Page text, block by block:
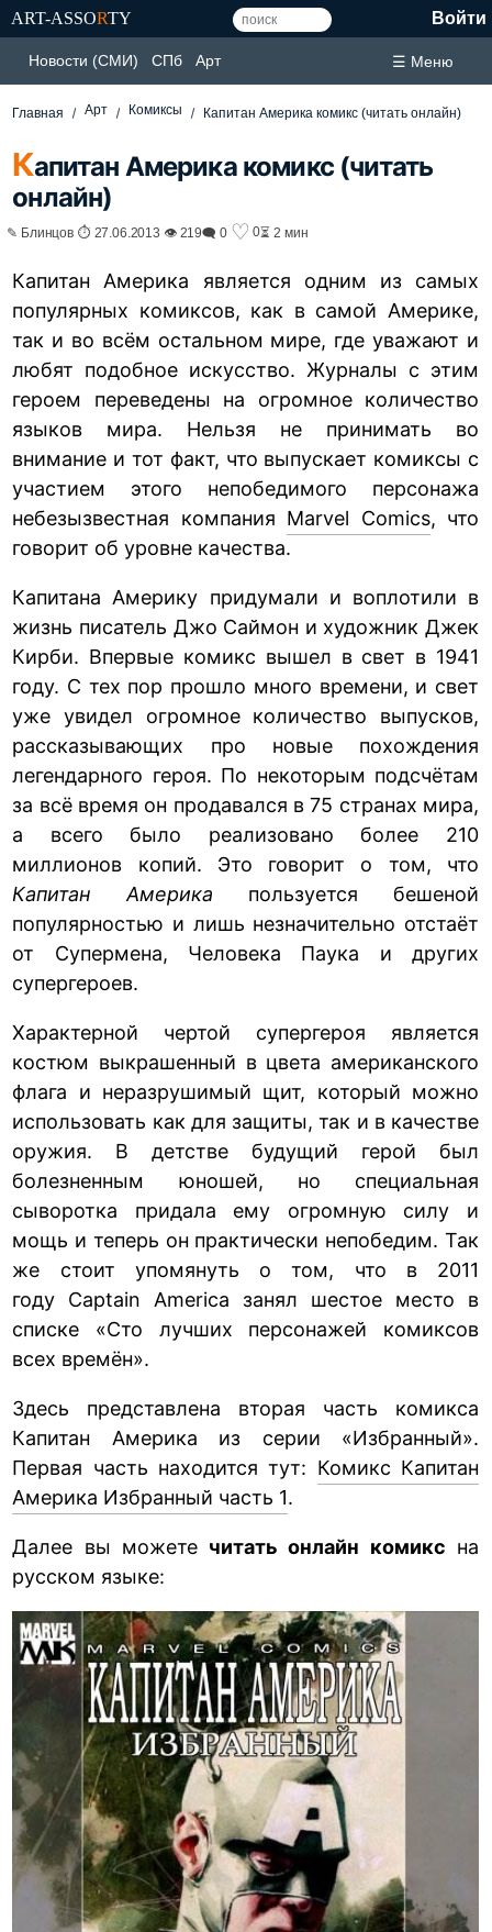
ART-ASSORTY Войти
Новости (СМИ) СПб Арт ☰ Меню
Главная Арт Комиксы Капитан Америка комикс (читать онлайн)
Капитан Америка комикс (читать
онлайн)
✎ Блинцов ⏱ 27.06.2013 👁 219🗨 0 ♡ 0⏳ 2 мин
Капитан Америка является одним из самых
популярных комиксов, как в самой Америке,
так и во всём остальном мире, где уважают и
любят подобное искусство. Журналы с этим
героем переведены на огромное количество
языков мира. Нельзя не принимать во
внимание и тот факт, что выпускает комиксы с
участием этого непобедимого персонажа
небезызвестная компания Marvel Comics, что
говорит об уровне качества.
Капитана Америку придумали и воплотили в
жизнь писатель Джо Саймон и художник Джек
Кирби. Впервые комикс вышел в свет в 1941
году. С тех пор прошло много времени, и свет
уже увидел огромное количество выпусков,
рассказывающих про новые похождения
легендарного героя. По некоторым подсчётам
за всё время он продавался в 75 странах мира,
а всего было реализовано более 210
миллионов копий. Это говорит о том, что
Капитан Америка пользуется бешеной
популярностью и лишь незначительно отстаёт
от Супермена, Человека Паука и других
супергероев.
Характерной чертой супергероя является
костюм выкрашенный в цвета американского
флага и неразрушимый щит, который можно
использовать как для защиты, так и в качестве
оружия. В детстве будущий герой был
болезненным юношей, но специальная
сыворотка придала ему огромную силу и
мощь и теперь он практически непобедим. Так
же стоит упомянуть о том, что в 2011
году Captain America занял шестое место в
списке «Сто лучших персонажей комиксов
всех времён».
Здесь представлена вторая часть комикса
Капитан Америка из серии «Избранный».
Первая часть находится тут: Комикс Капитан
Америка Избранный часть 1.
Далее вы можете читать онлайн комикс на
русском языке: